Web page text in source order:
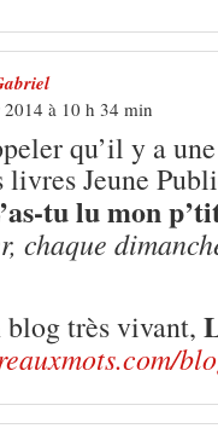
à 10 h 34 min
qu’il y a
livres Jeune
tu lu mon
chaque
blog très vivant,